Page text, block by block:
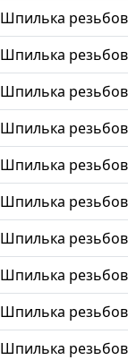
Шпилька
Шпилька
Шпилька
Шпилька
Шпилька
Шпилька
Шпилька
Шпилька
Шпилька
Шпилька